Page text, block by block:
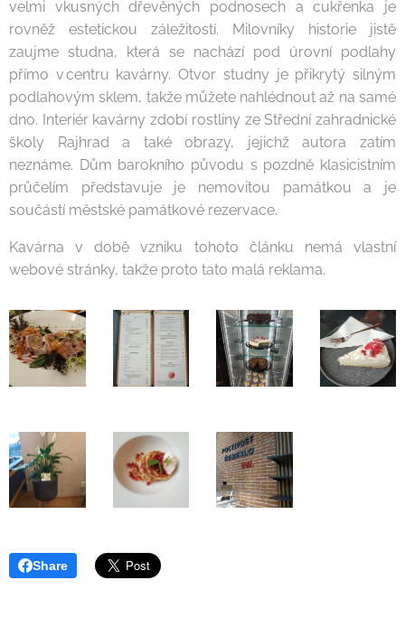
velmi vkusných dřevěných podnosech a cukřenka je
rovněž estetickou záležitostí. Milovníky historie jistě
zaujme studna, která se nachází pod úrovní podlahy
přímo v centru kavárny. Otvor studny je přikrytý silným
podlahovým sklem, takže můžete nahlédnout až na samé
dno. Interiér kavárny zdobí rostliny ze Střední zahradnické
školy Rajhrad a také obrazy, jejichž autora zatím
neznáme. Dům barokního původu s pozdně klasicistním
průčelím představuje je nemovitou památkou a je
součástí městské památkové rezervace.
Kavárna v době vzniku tohoto článku nemá vlastní
webové stránky, takže proto tato malá reklama.
Share